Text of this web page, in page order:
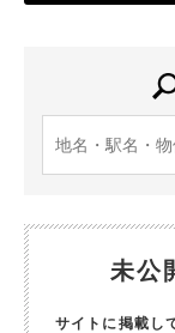
未公
サイトに掲載し